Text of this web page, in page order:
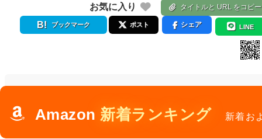
お気に入り タイトルと URL をコピー
ブックマーク ポスト シェア LINE
Amazon 新着ランキング 新着お